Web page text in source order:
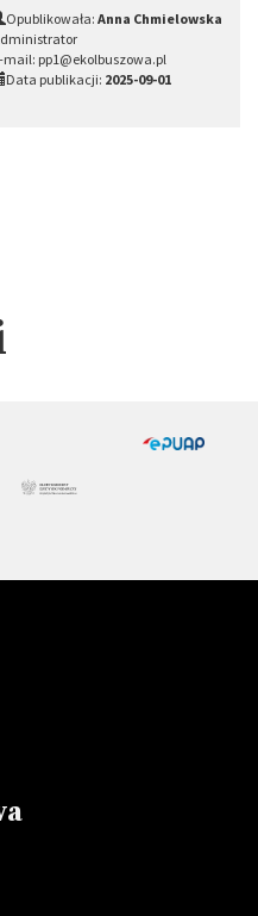
Opublikowała: Anna Chmielowska
mail: pp1@ekolbuszowa.pl
Data publikacji: 2025-09-01